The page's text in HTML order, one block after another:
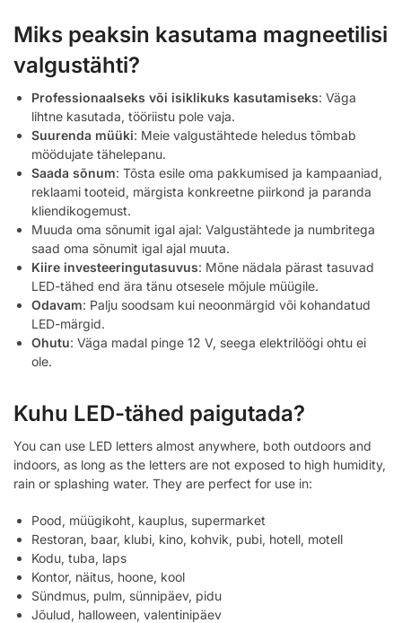
Miks peaksin kasutama magneetilisi
valgustähti?
Professionaalseks või isiklikuks kasutamiseks: Väga
lihtne kasutada, tööriistu pole vaja.
Suurenda müüki: Meie valgustähtede heledus tõmbab
möödujate tähelepanu.
Saada sõnum: Tõsta esile oma pakkumised ja kampaaniad,
reklaami tooteid, märgista konkreetne piirkond ja paranda
kliendikogemust.
Muuda oma sõnumit igal ajal: Valgustähtede ja numbritega
saad oma sõnumit igal ajal muuta.
Kiire investeeringutasuvus: Mõne nädala pärast tasuvad
LED-tähed end ära tänu otsesele mõjule müügile.
Odavam: Palju soodsam kui neoonmärgid või kohandatud
LED-märgid.
Ohutu: Väga madal pinge 12 V, seega elektrilöögi ohtu ei
ole.
Kuhu LED-tähed paigutada?
You can use LED letters almost anywhere, both outdoors and
indoors, as long as the letters are not exposed to high humidity,
rain or splashing water. They are perfect for use in:
Pood, müügikoht, kauplus, supermarket
Restoran, baar, klubi, kino, kohvik, pubi, hotell, motell
Kodu, tuba, laps
Kontor, näitus, hoone, kool
Sündmus, pulm, sünnipäev, pidu
Jõulud, halloween, valentinipäev